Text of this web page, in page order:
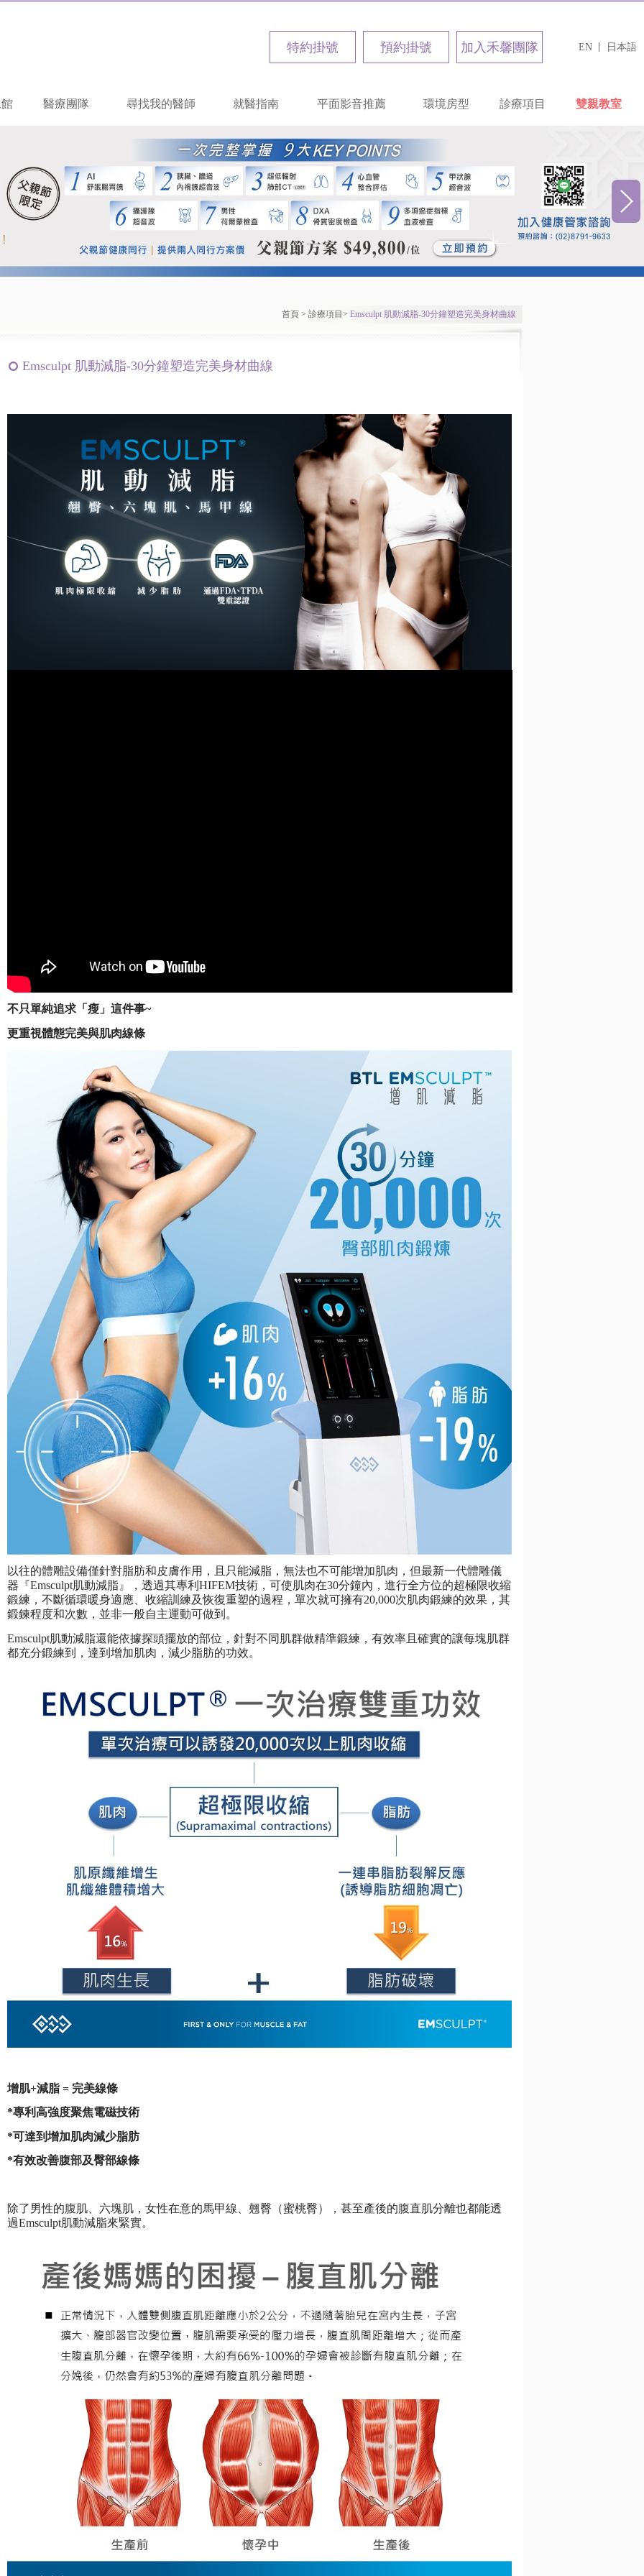
日本語
EN
加入禾馨團隊
預約掛號
特約掛號
醫療團隊 尋找我的醫師 就醫指南 平面影音推薦 環境房型 診療項目 雙親教室
首頁 > 診療項目 > Emsculpt 肌動減脂-30分鐘塑造完美身材曲線
Emsculpt 肌動減脂-30分鐘塑造完美身材曲線
不只單純追求「瘦」這件事~
更重視體態完美與肌肉線條
以往的體雕設備僅針對脂肪和皮膚作用，且只能減脂，無法也不可能增加肌肉，但最新一代體雕儀
器『Emsculpt肌動減脂』，透過其專利HIFEM技術，可使肌肉在30分鐘內，進行全方位的超極限收縮
鍛練，不斷循環暖身適應、收縮訓練及恢復重塑的過程，單次就可擁有20,000次肌肉鍛練的效果，其
鍛鍊程度和次數，並非一般自主運動可做到。
Emsculpt肌動減脂還能依據探頭擺放的部位，針對不同肌群做精準鍛練，有效率且確實的讓每塊肌群
都充分鍛練到，達到增加肌肉，減少脂肪的功效。
增肌+減脂 = 完美線條
*專利高強度聚焦電磁技術
*可達到增加肌肉減少脂肪
*有效改善腹部及臀部線條
除了男性的腹肌、六塊肌，女性在意的馬甲線、翹臀（蜜桃臀），甚至產後的腹直肌分離也都能透
過Emsculpt肌動減脂來緊實。